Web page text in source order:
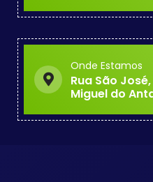
Onde Estamos
Rua São
Miguel do